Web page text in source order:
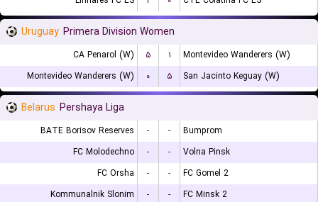
Uruguay Primera Division Women
CA Penarol (W) ۵ ۱
Montevideo Wanderers (W)
Montevideo Wanderers (W)
۰ ۵ San Jacinto Keguay (W)
Belarus Pershaya Liga
BATE Borisov Reserves - -
Bumprom
FC Molodechno
- -
Volna Pinsk
FC Orsha
- -
FC Gomel 2
Kommunalnik Slonim
- - FC Minsk 2